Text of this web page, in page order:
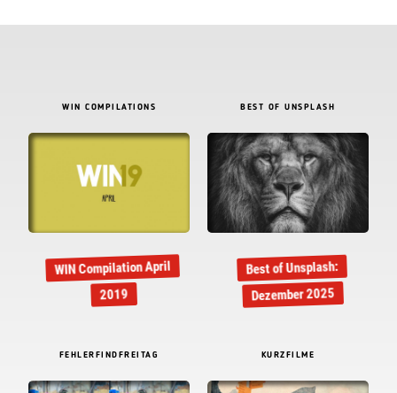
WIN COMPILATIONS
WIN Compilation April
2019
BEST OF UNSPLASH
Best of Unsplash:
Dezember 2025
FEHLERFINDFREITAG KURZFILME